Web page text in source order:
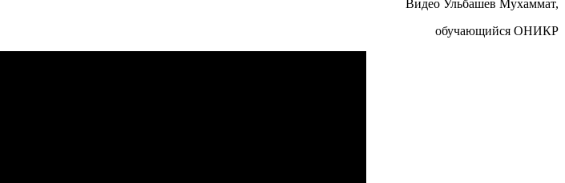
Видео Ульбашев Мухаммат,
обучающийся ОНИКР